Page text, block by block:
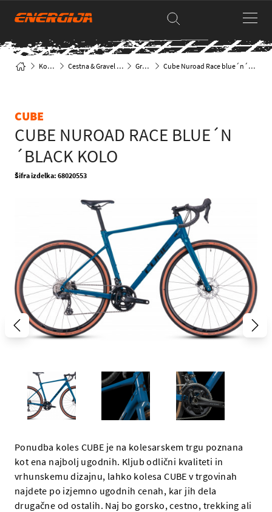
Kolesa Cestna & Gravel kolesa Gravel Cube Nuroad Race blue´n´black kolo
CUBE
CUBE NUROAD RACE BLUE´N
´BLACK KOLO
Šifra izdelka: 68020553
Ponudba koles CUBE je na kolesarskem trgu poznana
kot ena najbolj ugodnih. Kljub odlični kvaliteti in
vrhunskemu dizajnu, lahko kolesa CUBE v trgovinah
najdete po izjemno ugodnih cenah, kar jih dela
drugačne od ostalih. Naj bo gorsko, cestno, trekking ali